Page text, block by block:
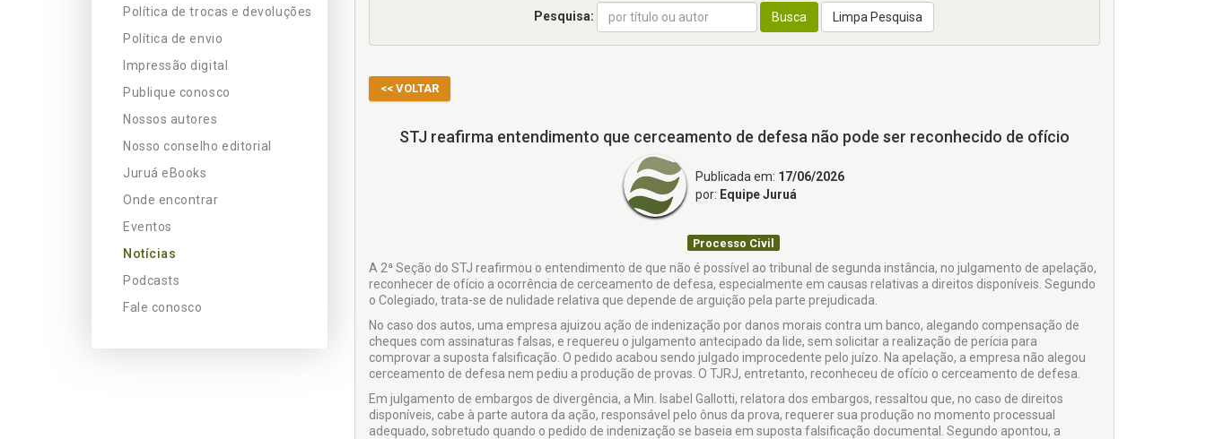
Política de trocas e devoluções
Política de envio
Impressão digital
Publique conosco
Nossos autores
Nosso conselho editorial
Juruá eBooks
Onde encontrar
Eventos
Notícias
Podcasts
Fale conosco
Pesquisa: Busca
<< VOLTAR
STJ reafirma entendimento que cerceamento de defesa não pode ser reconhecido de ofício
Publicada em: 17/06/2026
por: Equipe Juruá
Processo Civil
​A 2ª Seção do STJ reafirmou o entendimento de que não é possível ao tribunal de segunda instância, no julgamento de apelação,
reconhecer de ofício a ocorrência de cerceamento de defesa, especialmente em causas relativas a direitos disponíveis. Segundo
o Colegiado, trata-se de nulidade relativa que depende de arguição pela parte prejudicada.
No caso dos autos, uma empresa ajuizou ação de indenização por danos morais contra um banco, alegando compensação de
cheques com assinaturas falsas, e requereu o julgamento antecipado da lide, sem solicitar a realização de perícia para
comprovar a suposta falsificação. O pedido acabou sendo julgado improcedente pelo juízo. Na apelação, a empresa não alegou
cerceamento de defesa nem pediu a produção de provas. O TJRJ, entretanto, reconheceu de ofício o cerceamento de defesa.
Em julgamento de embargos de divergência, a Min. Isabel Gallotti, relatora dos embargos, ressaltou que, no caso de direitos
disponíveis, cabe à parte autora da ação, responsável pelo ônus da prova, requerer sua produção no momento processual
adequado, sobretudo quando o pedido de indenização se baseia em suposta falsificação documental. Segundo apontou, a